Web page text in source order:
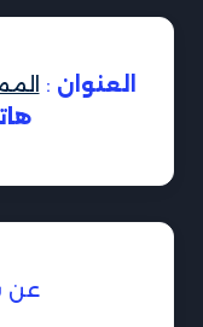
العنوان :
عن